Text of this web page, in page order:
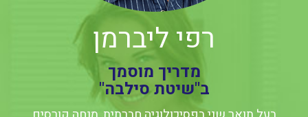
רפי ליברמן
מדריך מוסמך
ב"שיטת סילבה"